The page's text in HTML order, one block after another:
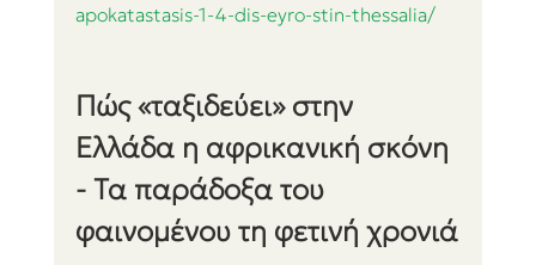
apokatastasis-1-4-dis-eyro-stin-thessalia/
Πώς «ταξιδεύει» στην
Ελλάδα η αφρικανική σκόνη
- Τα παράδοξα του
φαινομένου τη φετινή χρονιά